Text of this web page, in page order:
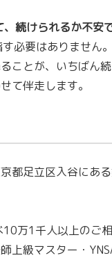
続けられるか不安
必要はありません
ことが、いちばん続
て伴走します。
都足立区入谷にあ
万1千人以上のご
上級マスター・